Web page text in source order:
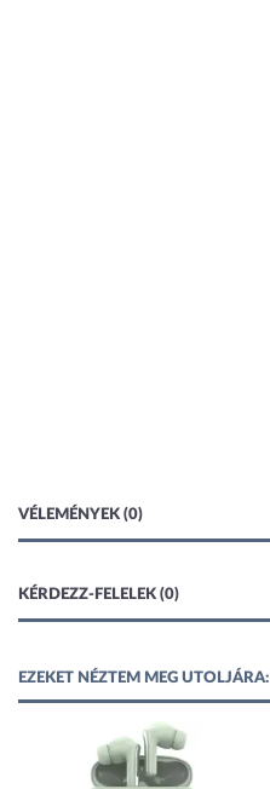
VÉLEMÉNYEK (0)
KÉRDEZZ-FELELEK (0)
EZEKET NÉZTEM MEG UTOLJÁRA: